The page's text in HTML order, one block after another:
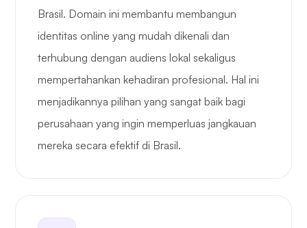
Brasil. Domain ini membantu membangun
identitas online yang mudah dikenali dan
terhubung dengan audiens lokal sekaligus
mempertahankan kehadiran profesional. Hal ini
menjadikannya pilihan yang sangat baik bagi
perusahaan yang ingin memperluas jangkauan
mereka secara efektif di Brasil.